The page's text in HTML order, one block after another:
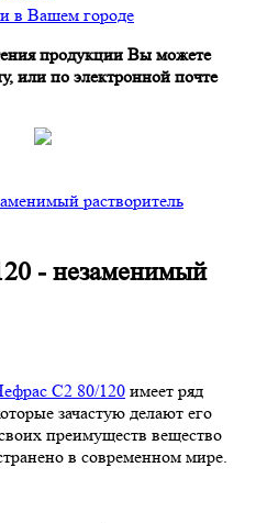
продукции Вы можете
или по электронной почте
растворитель
- незаменимый
С2 80/120 имеет ряд
зачастую делают его
преимуществ вещество
в современном мире.